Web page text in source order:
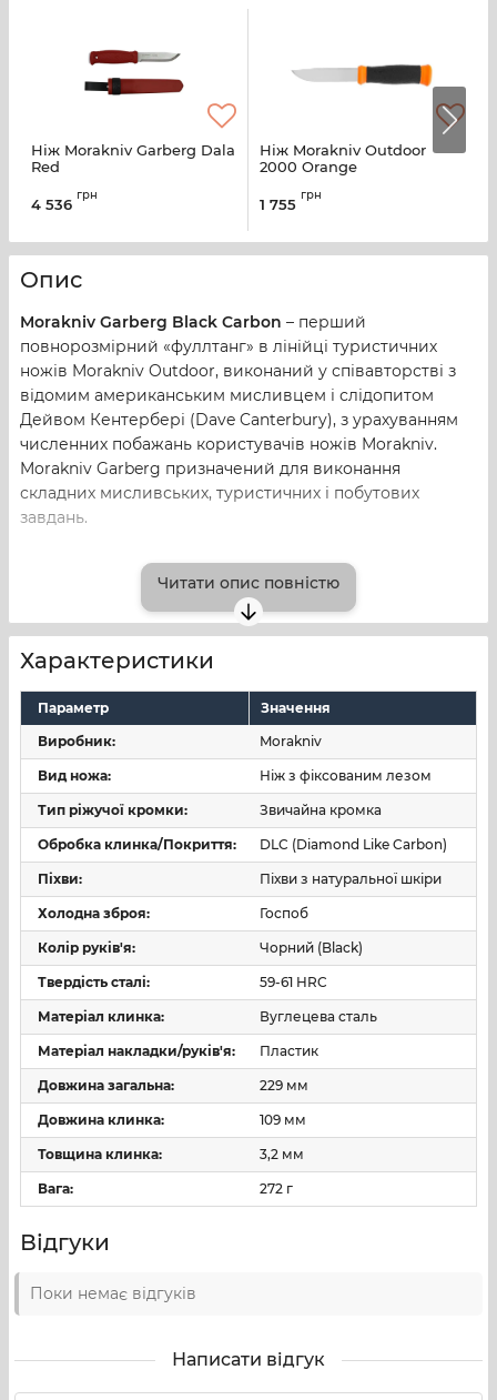
Ніж Morakniv Garberg Dala
Red
4 536
грн
Ніж Morakniv Outdoor
2000 Orange
1 755
грн
Опис
Morakniv Garberg Black Carbon – перший
повнорозмірний «фуллтанг» в лінійці туристичних
ножів Morakniv Outdoor, виконаний у співавторстві з
відомим американським мисливцем і слідопитом
Дейвом Кентербері (Dave Canterbury), з урахуванням
численних побажань користувачів ножів Morakniv.
Morakniv Garberg призначений для виконання
складних мисливських, туристичних і побутових
завдань.
Клинок ножа Garberg, довжиною 109 мм, може
виготовляється з високовуглецевої сталі та має чорне
DLC-покриття, яке забезпечує певний захист від
корозії.
Традиційні скандинавські спуски (Scandi-grind)
різальної кромки, а також простоту у виправленні та
заточуванні. Збільшена тильна частина клинка, що
проходить через все руків'я, передбачена для
використання його як «склобою».
Цілісне ергономічне руків'я ножа Morakniv Garberg
виконане з ударостійкого поліаміду, посиленого
скловолокном. Для запобігання ковзанню та
підвищення комфорту в утриманні руків'я
текстурована ромбом – традиційним шведським
візерунком, поширеним у регіоні Даларна. Отвір у
тильній частині руків'я використовується для
кріплення темляка.
Читати опис повністю
Характеристики
Параметр
Значення
Виробник:
Morakniv
Вид ножа: Ніж з фіксованим лезом
Тип ріжучої кромки: Звичайна кромка
Обробка клинка/Покриття: DLC (Diamond Like Carbon)
Піхви: Піхви з натуральної шкіри
Холодна зброя: Госпоб
Колір руків'я: Чорний (Black)
Твердість сталі: 59-61 HRC
Матеріал клинка: Вуглецева сталь
Матеріал накладки/руків'я: Пластик
Довжина загальна: 229 мм
Довжина клинка: 109 мм
Товщина клинка: 3,2 мм
Вага: 272 г
Відгуки
Поки немає відгуків
Написати відгук